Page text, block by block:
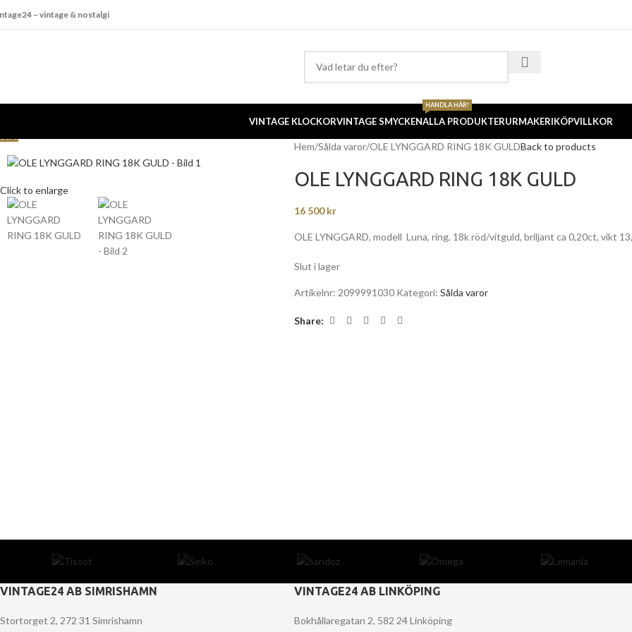
– vintage & nostalgi
VINTAGE KLOCKORVINTAGE SMYCKENALLA PRODUKTER
HANDLA HÄR!
URMAKERIKÖPVILLKOR
Click to enlarge
Hem Sålda varor OLE LYNGGARD RING 18K GULDBack to products
OLE LYNGGARD RING 18K GULD
16 500kr
OLE LYNGGARD, modell Luna, ring, 18k röd/vitguld, briljant ca 0,20ct, vikt
Slut i lager
Artikelnr: 2099991030 Kategori: Sålda varor
Share:
VINTAGE24 AB SIMRISHAMN
Stortorget 2, 272 31 Simrishamn
VINTAGE24 AB LINKÖPING
Bokhållaregatan 2, 582 24 Linköping